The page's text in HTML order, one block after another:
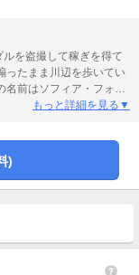
を盗撮して稼ぎを得て
ったまま川辺を歩いてい
前はソフィア・フォル
督を継ぐ予定だが、それ
ンティックラブ第1巻！
」 同単話版1～5話、
もっと詳細を見る▼
)